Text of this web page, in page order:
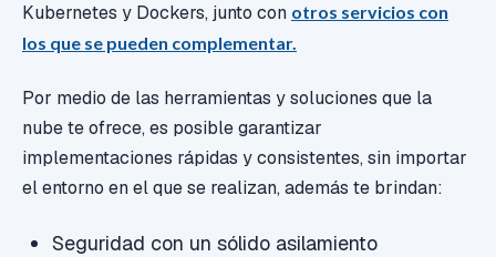
Kubernetes y Dockers, junto con otros servicios con
los que se pueden complementar.
Por medio de las herramientas y soluciones que la
nube te ofrece, es posible garantizar
implementaciones rápidas y consistentes, sin importar
el entorno en el que se realizan, además te brindan:
Seguridad con un sólido asilamiento